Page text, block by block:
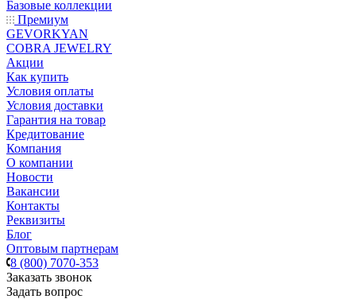
Базовые коллекции
Премиум
GEVORKYAN
COBRA JEWELRY
Акции
Как купить
Условия оплаты
Условия доставки
Гарантия на товар
Кредитование
Компания
О компании
Новости
Вакансии
Контакты
Реквизиты
Блог
Оптовым партнерам
8 (800) 7070-353
Заказать звонок
Задать вопрос